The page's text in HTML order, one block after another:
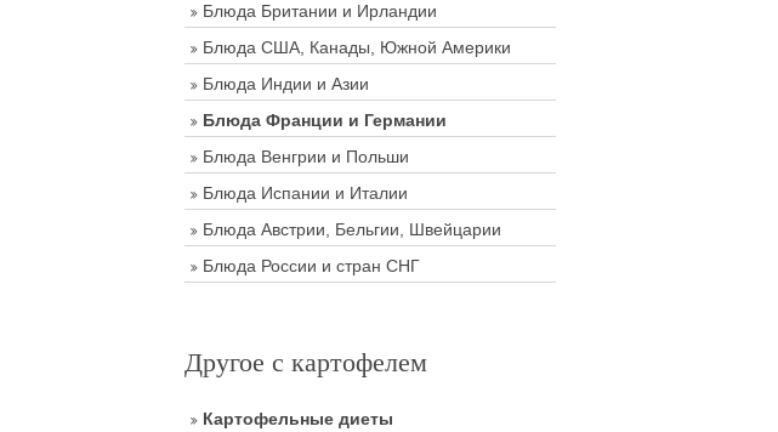
Блюда Британии и Ирландии
Блюда США, Канады, Южной Америки
Блюда Индии и Азии
Блюда Франции и Германии
Блюда Венгрии и Польши
Блюда Испании и Италии
Блюда Австрии, Бельгии, Швейцарии
Блюда России и стран СНГ
Другое с картофелем
Картофельные диеты